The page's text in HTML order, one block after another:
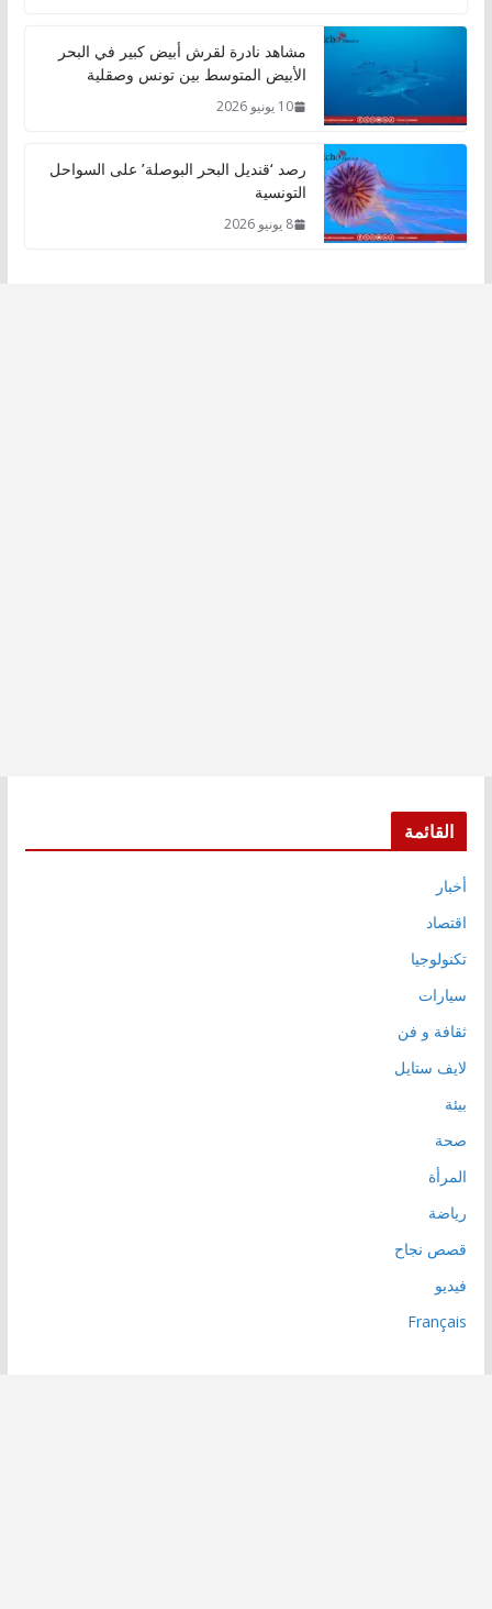
مشاهد نادرة لقرش أبيض كبير في البحر
الأبيض المتوسط بين تونس وصقلية
10 يونيو 2026
رصد ‘قنديل البحر البوصلة’ على السواحل
التونسية
8 يونيو 2026
القائمة
أخبار
اقتصاد
تكنولوجيا
سيارات
ثقافة و فن
لايف ستايل
بيئة
صحة
المرأة
رياضة
قصص نجاح
فيديو
Français